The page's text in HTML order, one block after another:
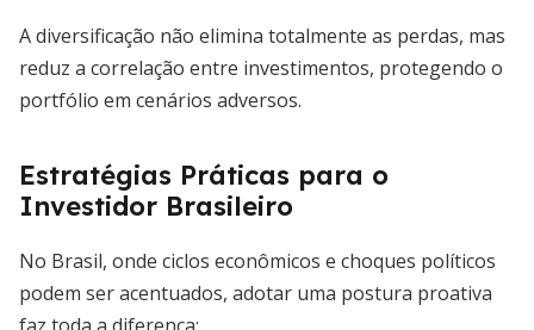
A diversificação não elimina totalmente as perdas, mas
reduz a correlação entre investimentos, protegendo o
portfólio em cenários adversos.
Estratégias Práticas para o
Investidor Brasileiro
No Brasil, onde ciclos econômicos e choques políticos
podem ser acentuados, adotar uma postura proativa